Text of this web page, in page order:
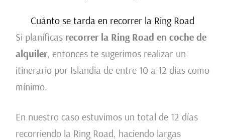
Cuánto se tarda en recorrer la Ring Road
Si planificas recorrer la Ring Road en coche de
alquiler, entonces te sugerimos realizar un
itinerario por Islandia de entre 10 a 12 días como
mínimo.
En nuestro caso estuvimos un total de 12 días
recorriendo la Ring Road, haciendo largas